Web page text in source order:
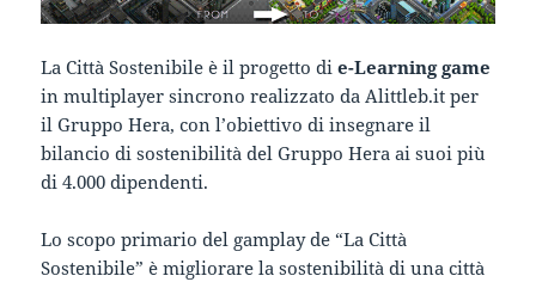
La Città Sostenibile è il progetto die-Learning game
in multiplayer sincrono realizzato da Alittleb.it per
il Gruppo Hera, con l’obiettivo di insegnare il
bilancio di sostenibilità del Gruppo Hera ai suoi più
di 4.000 dipendenti.
Lo scopo primario del gamplay de “La Città
Sostenibile” è migliorare la sostenibilità di una città